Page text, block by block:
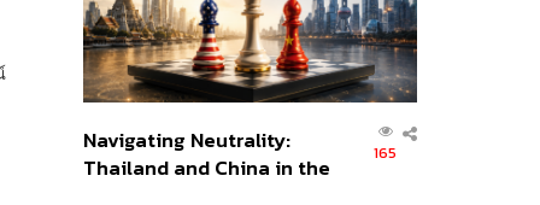
Navigating Neutrality:
Thailand and China in the
165